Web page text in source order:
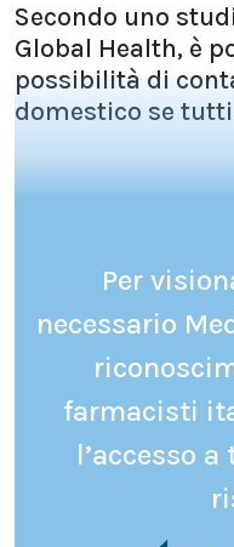
Secondo uno
Global Health, è
possibilità di
domestico se
Per
necessario
farmacisti
l’accesso